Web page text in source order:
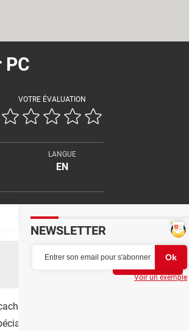
VOTRE ÉVALUATION
LANGUE
EN
inclut alors que ces éléments
pour détecter ces fichiers. Disk
NEWSLETTER
Voir un exemple